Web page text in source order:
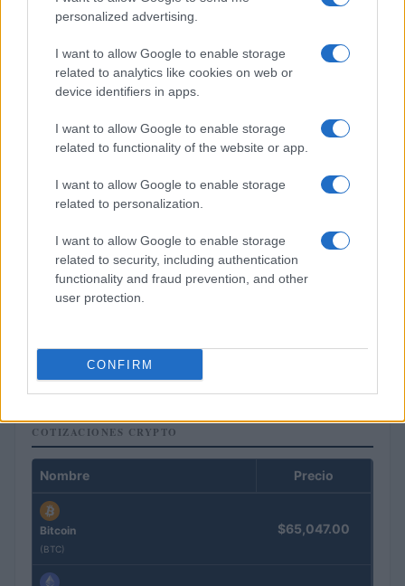
personalized advertising.
I want to allow Google to enable storage
related to analytics like cookies on web or
device identifiers in apps.
I want to allow Google to enable storage
related to functionality of the website or app.
I want to allow Google to enable storage
related to personalization.
I want to allow Google to enable storage
related to security, including authentication
functionality and fraud prevention, and other
user protection.
CONFIRM
mil dólares en inversiones digitales
CRIPTOMONEDAS
Diego Martín · 7 Ago 2026
COTIZACIONES CRYPTO
Nombre Precio
Bitcoin
(BTC)
$65,047.00